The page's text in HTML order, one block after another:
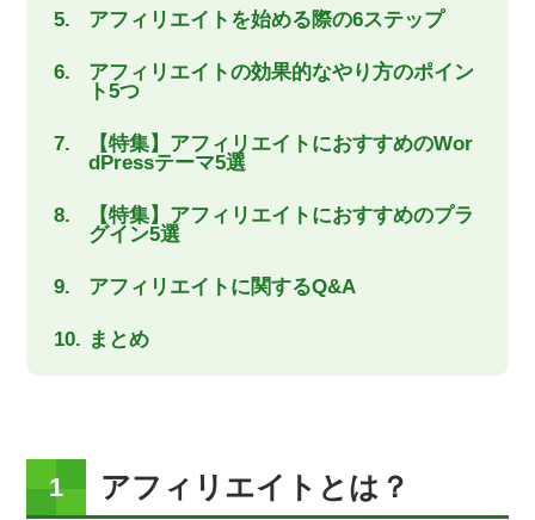
アフィリエイトを始める際の6ステップ
アフィリエイトの効果的なやり方のポイン
ト5つ
【特集】アフィリエイトにおすすめのWor
dPressテーマ5選
【特集】アフィリエイトにおすすめのプラ
グイン5選
アフィリエイトに関するQ&A
まとめ
アフィリエイトとは？